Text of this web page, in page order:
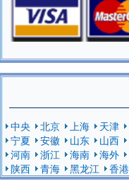
中央 北京 上海 天津
宁夏
安徽 山东 山西
河南
浙江 海南 海外
陕西
青海 黑龙江 香港